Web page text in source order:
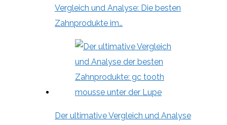
Vergleich und Analyse: Die besten
Zahnprodukte im…
Der ultimative Vergleich und Analyse